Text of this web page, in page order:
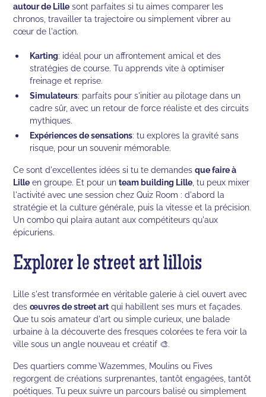
autour de Lille sont parfaites si tu aimes comparer les
chronos, travailler ta trajectoire ou simplement vibrer au
cœur de l'action.
Karting: idéal pour un affrontement amical et des
stratégies de course. Tu apprends vite à optimiser
freinage et reprise.
Simulateurs: parfaits pour s'initier au pilotage dans un
cadre sûr, avec un retour de force réaliste et des circuits
mythiques.
Expériences de sensations: tu explores la gravité sans
risque, pour un souvenir mémorable.
Ce sont d'excellentes idées si tu te demandesque faire à
Lille en groupe. Et pour unteam building Lille , tu peux mixer
l'activité avec une session chez Quiz Room : d'abord la
stratégie et la culture générale, puis la vitesse et la précision.
Un combo qui plaira autant aux compétiteurs qu'aux
épicuriens.
Explorer le street art lillois
Lille s'est transformée en véritable galerie à ciel ouvert avec
desœuvres de street art qui habillent ses murs et façades.
Que tu sois amateur d'art ou simple curieux, une balade
urbaine à la découverte des fresques colorées te fera voir la
ville sous un angle nouveau et créatif 🎨.
Des quartiers comme Wazemmes, Moulins ou Fives
regorgent de créations surprenantes, tantôt engagées, tantôt
poétiques. Tu peux suivre un parcours balisé ou simplement